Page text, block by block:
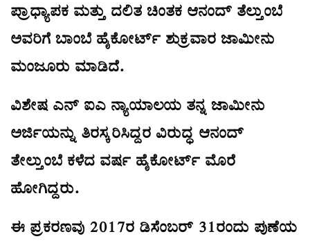
ಪ್ರಾಧ್ಯಾಪಕ ಮತ್ತು ದಲಿತ ಚಿಂತಕ ಆನಂದ್ ತೆಲ್ತುಂಬೆ
ಅವರಿಗೆ ಬಾಂಬೆ ಹೈಕೋರ್ಟ್ ಶುಕ್ರವಾರ ಜಾಮೀನು
ಮಂಜೂರು ಮಾಡಿದೆ.
ವಿಶೇಷ ಎನ್ ಐಎ ನ್ಯಾಯಾಲಯ ತನ್ನ ಜಾಮೀನು
ಅರ್ಜಿಯನ್ನು ತಿರಸ್ಕರಿಸಿದ್ದರ ವಿರುದ್ಧ ಆನಂದ್
ತೇಲ್ತುಂಬೆ ಕಳೆದ ವರ್ಷ ಹೈಕೋರ್ಟ್ ಮೊರೆ
ಹೋಗಿದ್ದರು.
ಈ ಪ್ರಕರಣವು 2017ರ ಡಿಸೆಂಬರ್ 31ರಂದು ಪುಣೆಯ